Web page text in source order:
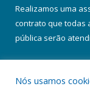
Realizamos uma
contrato que todas
pública serão
Nós usamos